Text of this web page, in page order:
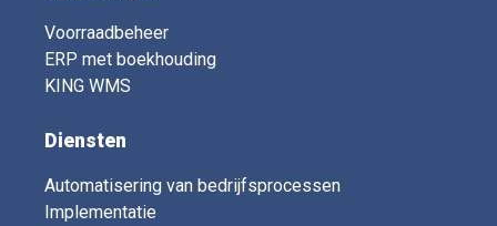
Voorraadbeheer
ERP met boekhouding
KING WMS
Diensten
Automatisering van bedrijfsprocessen
Implementatie